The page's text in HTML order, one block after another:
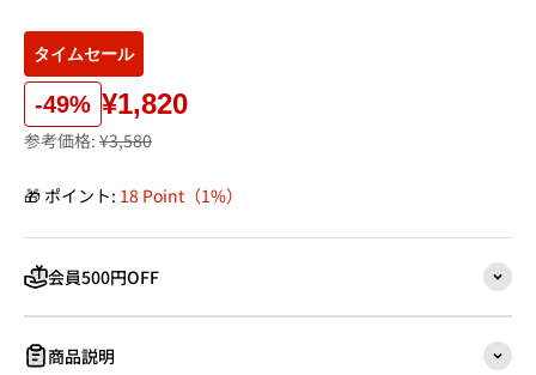
タイムセール
-49% ¥1,820
参考価格: ¥3,580
🎁 ポイント: 18 Point（1%）
会員500円OFF
商品説明